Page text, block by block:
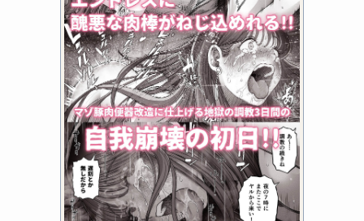
Reverse Bunny Suit Faruzan